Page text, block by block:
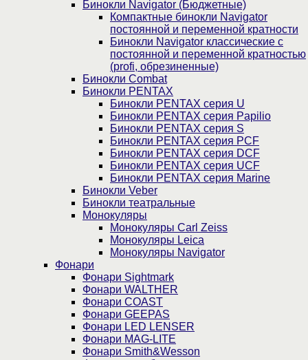
Бинокли Navigator (Бюджетные)
Компактные бинокли Navigator
постоянной и переменной кратности
Бинокли Navigator классические с
постоянной и переменной кратностью
(profi, обрезиненные)
Бинокли Combat
Бинокли PENTAX
Бинокли PENTAX серия U
Бинокли PENTAX серия Papilio
Бинокли PENTAX серия S
Бинокли PENTAX серия PCF
Бинокли PENTAX серия DCF
Бинокли PENTAX серия UCF
Бинокли PENTAX серия Marine
Бинокли Veber
Бинокли театральные
Монокуляры
Монокуляры Carl Zeiss
Монокуляры Leica
Монокуляры Navigator
Фонари
Фонари Sightmark
Фонари WALTHER
Фонари COAST
Фонари GEEPAS
Фонари LED LENSER
Фонари MAG-LITE
Фонари Smith&Wesson